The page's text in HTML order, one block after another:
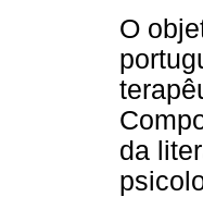
O
da